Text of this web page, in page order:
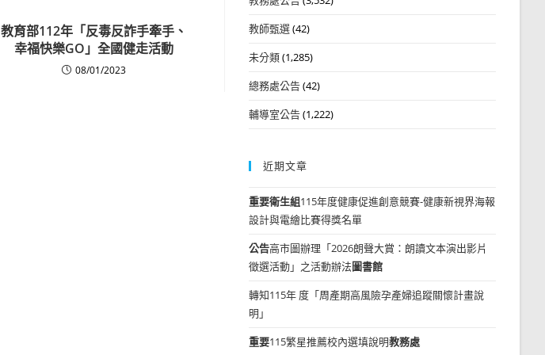
教育部112年「反毒反詐手牽手、
幸福快樂GO」全國健走活動
08/01/2023
教師甄選(42)
未分類(1,285)
總務處公告(42)
輔導室公告(1,222)
近期文章
重要衛生組115年度健康促進創意競賽-健康新視界海報
設計與電繪比賽得獎名單
公告高市圖辦理「2026朗聲大賞：朗讀文本演出影片
徵選活動」之活動辦法圖書館
轉知115年 度「周產期高風險孕產婦追蹤關懷計畫說
明」
重要115繁星推薦校內選填說明教務處